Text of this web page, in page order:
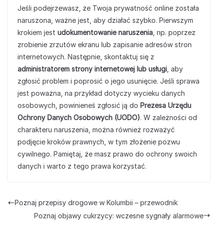
Jeśli podejrzewasz, że Twoja prywatność online została
naruszona, ważne jest, aby działać szybko. Pierwszym
krokiem jest udokumentowanie naruszenia , np. poprzez
zrobienie zrzutów ekranu lub zapisanie adresów stron
internetowych. Następnie, skontaktuj się z
administratorem strony internetowej lub usługi , aby
zgłosić problem i poprosić o jego usunięcie. Jeśli sprawa
jest poważna, na przykład dotyczy wycieku danych
osobowych, powinieneś zgłosić ją do Prezesa Urzędu
Ochrony Danych Osobowych (UODO). W zależności od
charakteru naruszenia, można również rozważyć
podjęcie kroków prawnych, w tym złożenie pozwu
cywilnego. Pamiętaj, że masz prawo do ochrony swoich
danych i warto z tego prawa korzystać.
Poznaj przepisy drogowe w Kolumbii – przewodnik
Poznaj objawy cukrzycy: wczesne sygnały alarmowe